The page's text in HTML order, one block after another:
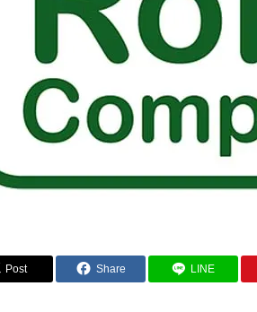
Post Share LINE